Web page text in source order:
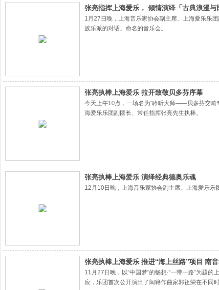
张亮指挥上海爱乐， 倾情演绎「古典浪漫与
1月27日晚，上海音乐家协会副主席、上海爱乐乐
族乐派的对话」命名的音乐会。
张亮执棒上海爱乐 拉开致敬贝多芬序幕
今天上午10点，一场名为“聆听大师——贝多芬交响
海爱乐乐团副团长、常任指挥张亮先生执棒。
张亮执棒上海爱乐 演绎经典德奥乐魂
12月10日晚，上海音乐家协会副主席、上海爱乐
张亮执棒上海爱乐 推进“海上丝路”项目 南
11月27日晚，以“中国梦”的畅想·“一带一路”为题
应，乐团首次公开演出了闽籍作曲家郭祖荣在不同